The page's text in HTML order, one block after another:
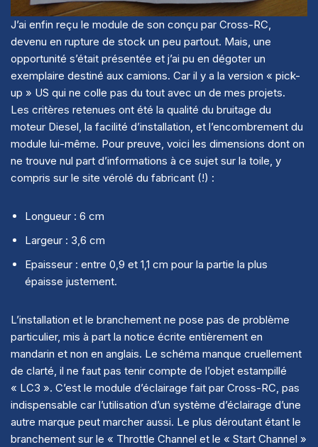
J’ai enfin reçu le module de son conçu par Cross-RC,
devenu en rupture de stock un peu partout. Mais, une
opportunité s’était présentée et j’ai pu en dégoter un
exemplaire destiné aux camions. Car il y a la version « pick-
up » US qui ne colle pas du tout avec un de mes projets.
Les critères retenues ont été la qualité du bruitage du
moteur Diesel, la facilité d’installation, et l’encombrement du
module lui-même. Pour preuve, voici les dimensions dont on
ne trouve nul part d’informations à ce sujet sur la toile, y
compris sur le site vérolé du fabricant (!) :
Longueur : 6 cm
Largeur : 3,6 cm
Epaisseur : entre 0,9 et 1,1 cm pour la partie la plus
épaisse justement.
L’installation et le branchement ne pose pas de problème
particulier, mis à part la notice écrite entièrement en
mandarin et non en anglais. Le schéma manque cruellement
de clarté, il ne faut pas tenir compte de l’objet estampillé
« LC3 ». C’est le module d’éclairage fait par Cross-RC, pas
indispensable car l’utilisation d’un système d’éclairage d’une
autre marque peut marcher aussi. Le plus déroutant étant le
branchement sur le « Throttle Channel et le « Start Channel »